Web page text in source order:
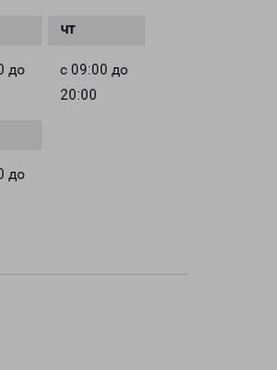
до
с 09:00 до
20:00
до